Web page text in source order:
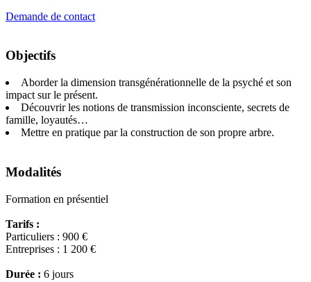
Demande de contact
Objectifs
Aborder la dimension transgénérationnelle de la psyché et son
impact sur le présent.
Découvrir les notions de transmission inconsciente, secrets de
famille, loyautés…
Mettre en pratique par la construction de son propre arbre.
Modalités
Formation en présentiel
Tarifs :
Particuliers : 900 €
Entreprises : 1 200 €
Durée : 6 jours